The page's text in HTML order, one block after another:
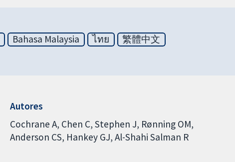
Bahasa Malaysia ไทย
繁體中文
Autores
Cochrane A Chen C Stephen J Rønning OM
Anderson CS Hankey GJ Al-Shahi Salman R